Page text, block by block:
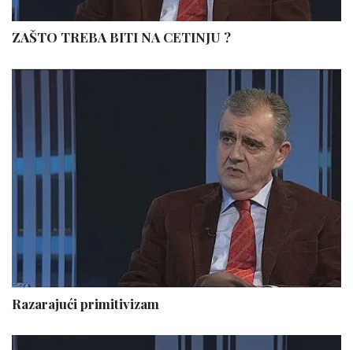
ZAŠTO TREBA BITI NA CETINJU ?
Razarajući primitivizam